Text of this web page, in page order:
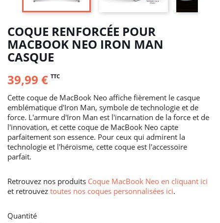
COQUE RENFORCÉE POUR
MACBOOK NEO IRON MAN
CASQUE
39,99 € TTC
Cette coque de MacBook Neo affiche fièrement le casque
emblématique d'Iron Man, symbole de technologie et de
force. L'armure d'Iron Man est l'incarnation de la force et de
l'innovation, et cette coque de MacBook Neo capte
parfaitement son essence. Pour ceux qui admirent la
technologie et l'héroïsme, cette coque est l'accessoire
parfait.
Retrouvez nos produits Coque MacBook Neo en cliquant ici
et retrouvez toutes nos coques personnalisées ici.
Quantité